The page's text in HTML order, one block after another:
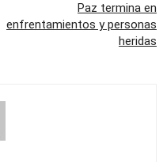
Paz termina en
enfrentamientos y personas
heridas